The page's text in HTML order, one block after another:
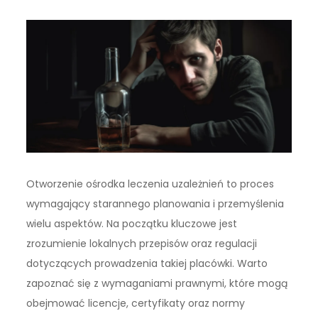
Otworzenie ośrodka leczenia uzależnień to proces
wymagający starannego planowania i przemyślenia
wielu aspektów. Na początku kluczowe jest
zrozumienie lokalnych przepisów oraz regulacji
dotyczących prowadzenia takiej placówki. Warto
zapoznać się z wymaganiami prawnymi, które mogą
obejmować licencje, certyfikaty oraz normy